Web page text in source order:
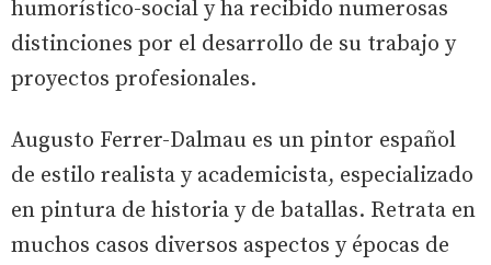
humorístico-social y ha recibido numerosas
distinciones por el desarrollo de su trabajo y
proyectos profesionales.
Augusto Ferrer-Dalmau es un pintor español
de estilo realista y academicista, especializado
en pintura de historia y de batallas. Retrata en
muchos casos diversos aspectos y épocas de